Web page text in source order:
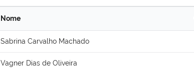
Nome
Sabrina Carvalho Machado
Vagner Dias de Oliveira